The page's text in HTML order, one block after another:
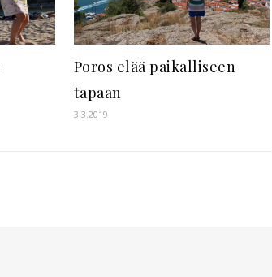
Poros elää paikalliseen
tapaan
3.3.2019